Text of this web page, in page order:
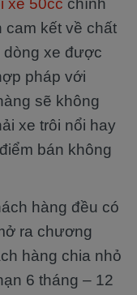
xe 50cc chính
cam kết về chất
dòng xe được
pháp với
sẽ không
xe trôi nổi hay
bán không
hàng đều có
ra chương
hàng chia nhỏ
6 tháng – 12